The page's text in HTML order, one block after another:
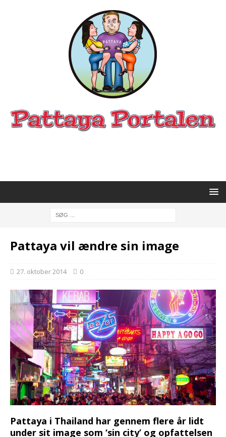
Pattaya vil ændre sin image
27. oktober 2014 0
Pattaya i Thailand har gennem flere år lidt
under sit image som‍‌​‌​​‌‌‌‌‌‌​‌​‌​​​​​​‌​‌​‌​​​​​‌​​​​‌‌​‌‌​​‌‌‌‌‌​​‌​‌‌‌‌​‌‌​‌‌‌​‍ ‘sin city’ og opfattelsen